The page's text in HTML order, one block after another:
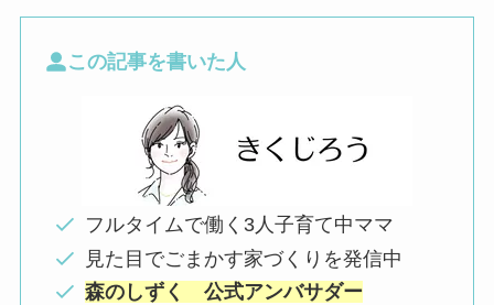
この記事を書いた人
フルタイムで働く3人子育て中ママ
見た目でごまかす家づくりを発信中
森のしずく 公式アンバサダー